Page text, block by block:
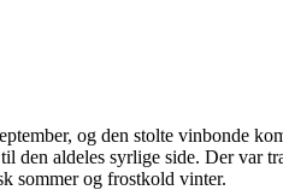
og den stolte vinbonde
aldeles syrlige side. Der var
sommer og frostkold vinter.